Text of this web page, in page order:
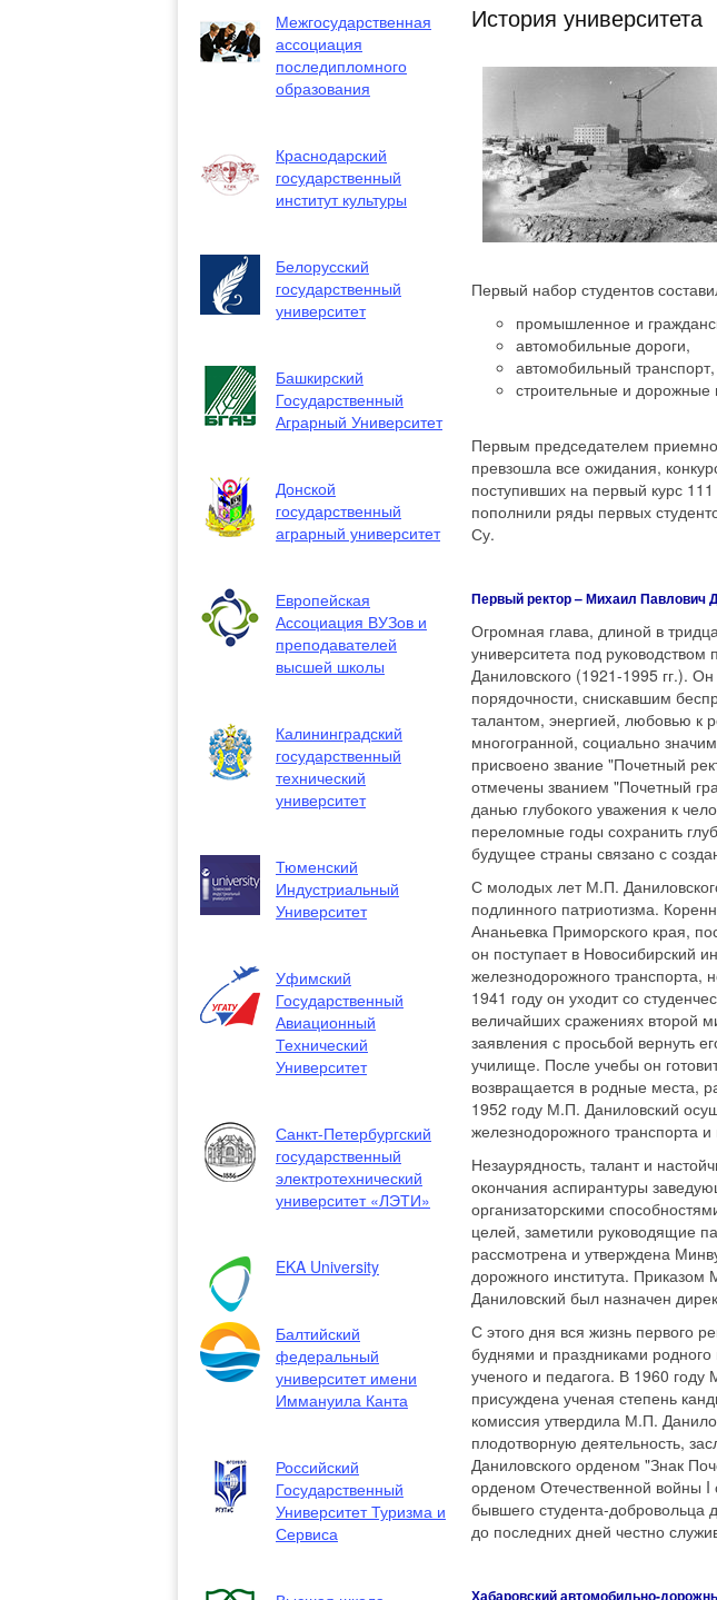
Межгосударственная
ассоциация
последипломного
образования
Краснодарский
государственный
институт культуры
Белорусский
государственный
университет
Башкирский
Государственный
Аграрный Университет
Донской
государственный
аграрный университет
Европейская
Ассоциация ВУЗов и
преподавателей
высшей школы
Калининградский
государственный
технический
университет
Тюменский
Индустриальный
Университет
Уфимский
Государственный
Авиационный
Технический
Университет
Санкт-Петербургский
государственный
электротехнический
университет «ЛЭТИ»
EKA University
Балтийский
федеральный
университет имени
Иммануила Канта
Российский
Государственный
Университет Туризма и
Сервиса
История университета
Первый набор студентов
промышленное и
автомобильные дороги,
автомобильный транспорт,
строительные и
Первым председателем
превзошла все ожидания,
поступивших на первый курс
пополнили ряды первых
Су.
Первый ректор – Михаил Павлович
Огромная глава, длиной в
университета под
Даниловского (1921-1995 гг.).
порядочности, снискавшим
талантом, энергией, любовью к
многогранной, социально
присвоено звание "Почетный
отмечены званием "Почетный
данью глубокого уважения к
переломные годы сохранить
будущее страны связано с
С молодых лет М.П.
подлинного патриотизма.
Ананьевка Приморского края,
он поступает в Новосибирский
железнодорожного
1941 году он уходит со
величайших сражениях второй
заявления с просьбой вернуть
училище. После учебы он
возвращается в родные места,
1952 году М.П. Даниловский
железнодорожного транспорта и
Незаурядность, талант и
окончания аспирантуры
организаторскими
целей, заметили руководящие
рассмотрена и утверждена
дорожного института.
Даниловский был назначен
С этого дня вся жизнь первого
буднями и праздниками родного
ученого и педагога. В 1960
присуждена ученая степень
комиссия утвердила М.П.
плодотворную деятельность,
Даниловского орденом "Знак
орденом Отечественной войны
бывшего студента-добровольца
до последних дней честно
Хабаровский автомобильно-